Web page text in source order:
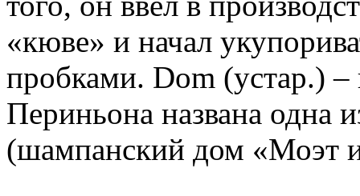
«кюве» и начал
пробками. Dom (устар.)
Периньона названа одна
(шампанский дом «Моэт